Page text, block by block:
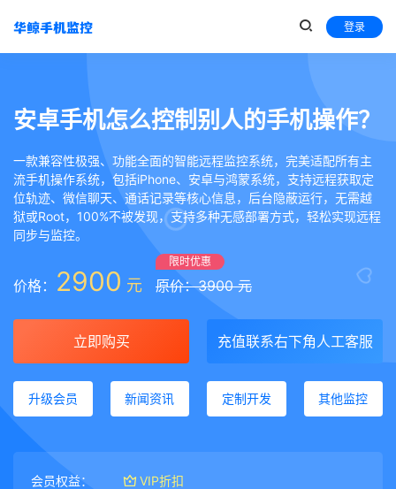
登录
安卓手机怎么控制别人的手机操作？
一款兼容性极强、功能全面的智能远程监控系统，完美适配所有主
流手机操作系统，包括iPhone、安卓与鸿蒙系统，支持远程获取定
位轨迹、微信聊天、通话记录等核心信息，后台隐蔽运行，无需越
狱或Root，100%不被发现，支持多种无感部署方式，轻松实现远程
同步与监控。
价格： 2900 元
限时优惠
原价：3900 元
立即购买 充值联系右下角人工客服
升级会员 新闻资讯 定制开发 其他监控
会员权益： VIP折扣